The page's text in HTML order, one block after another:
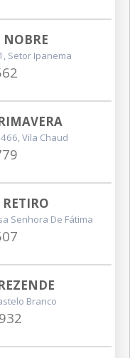
NOBRE
Setor Ipanema
Vila Chaud
RETIRO
Senhora De Fátima
Branco